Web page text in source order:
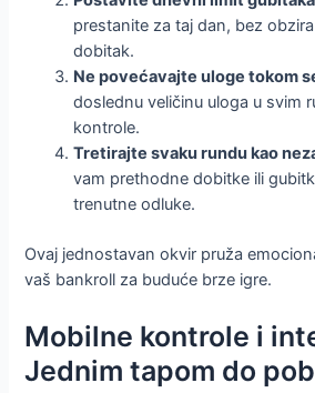
prestanite za taj dan, bez
dobitak.
Ne povećavajte uloge tokom
doslednu veličinu uloga u svim
kontrole.
Tretirajte svaku rundu kao
vam prethodne dobitke ili
trenutne odluke.
Ovaj jednostavan okvir pruža
vaš bankroll za buduće brze igre.
Mobilne kontrole i
Jednim tapom do